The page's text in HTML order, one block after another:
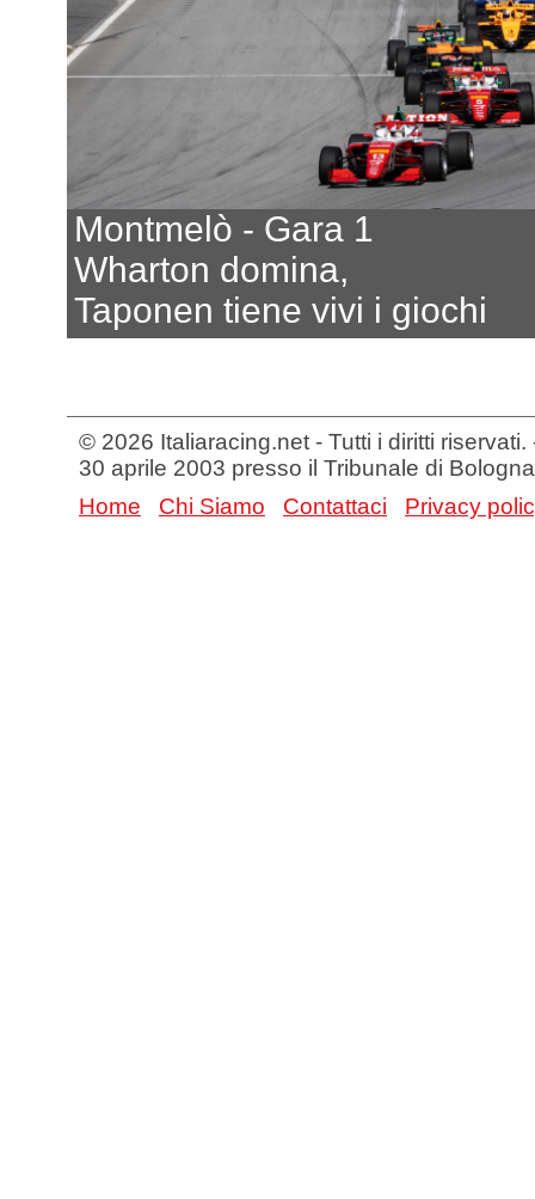
Montmelò - Gara 1
Wharton domina,
Taponen tiene vivi i giochi
© 2026 Italiaracing.net - Tutti i diritti
30 aprile 2003 presso il Tribunale di Bologna
Home
Chi Siamo Contattaci Privacy